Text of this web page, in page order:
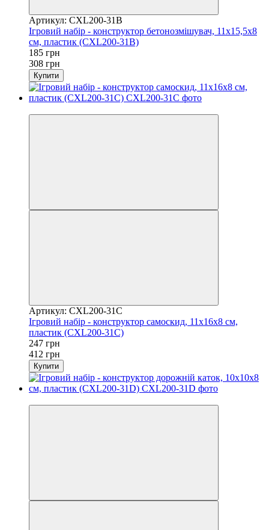
Артикул: CXL200-31B
Ігровий набір - конструктор бетонозмішувач, 11x15,5x8
см, пластик (CXL200-31B)
185 грн
308 грн
Купити
Артикул: CXL200-31C
Ігровий набір - конструктор самоскид, 11x16x8 см,
пластик (CXL200-31C)
247 грн
412 грн
Купити